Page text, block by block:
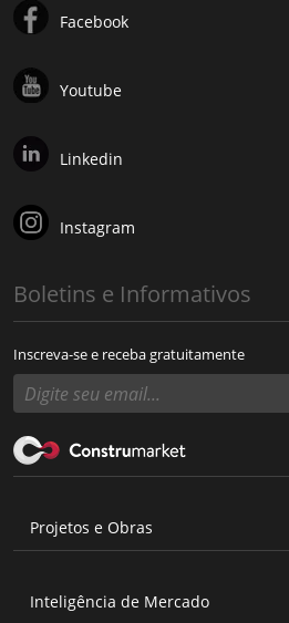
Facebook
Youtube
Linkedin
Instagram
Boletins e Informativos
Inscreva-se e receba gratuitamente
Projetos e Obras
Inteligência de Mercado